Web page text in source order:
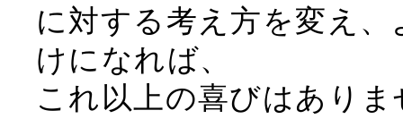
に対する考え方を変え
けになれば、
これ以上の喜びはありま